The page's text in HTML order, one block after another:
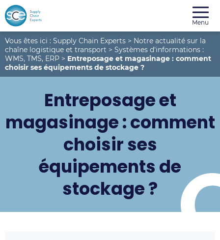
Menu
Vous êtes ici : Supply Chain Experts > Notre actualité sur la
chaîne logistique et transport > Systèmes d'informations :
WMS, TMS, ERP > Entreposage et magasinage : comment
choisir ses équipements de stockage ?
Entreposage et
magasinage : comment
choisir ses
équipements de
stockage ?